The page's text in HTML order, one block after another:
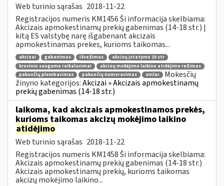
Web turinio sąrašas 2018-11-22
Registracijos numeris KM1456 Ši informacija skelbiama:
Akcizais apmokestinamų prekių gabenimas (14-18 str.) Į
kitą ES valstybę narę išgabenant akcizais
apmokestinamas prekes, kurioms taikomas...
akcizai gabenimas išvežimas
akcizų įstatymo 15 str
krovinio saugumo reikalavimai
akcizų mokėjimo laikino atidėjimo režimas
pakuočių plombavimas
pakuočių numeravimas amlar
Mokesčių
žinyno kategorijos:Akcizai » Akcizais apmokestinamų
prekių gabenimas (14-18 str.)
laikoma, kad akcizais apmokestinamos prekės,
kurioms taikomas akcizų mokėjimo laikino
atidėjimo
Web turinio sąrašas 2018-11-22
Registracijos numeris KM1458 Ši informacija skelbiama:
Akcizais apmokestinamų prekių gabenimas (14-18 str.)
Akcizais apmokestinamų prekių, kurioms taikomas
akcizų mokėjimo laikino...